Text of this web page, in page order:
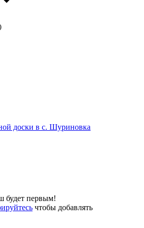
доски в с. Шуриновка
будет первым!
чтобы добавлять